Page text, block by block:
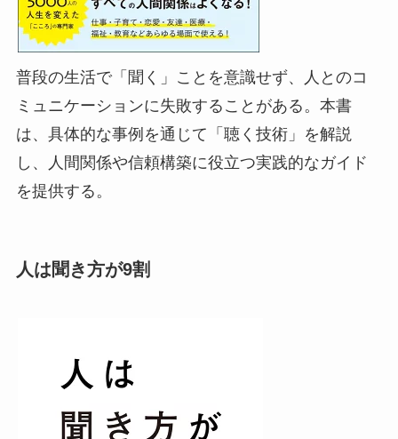
普段の生活で「聞く」ことを意識せず、人とのコ
ミュニケーションに失敗することがある。本書
は、具体的な事例を通じて「聴く技術」を解説
し、人間関係や信頼構築に役立つ実践的なガイド
を提供する。
人は聞き方が9割